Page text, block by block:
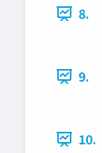
8.
9.
10.